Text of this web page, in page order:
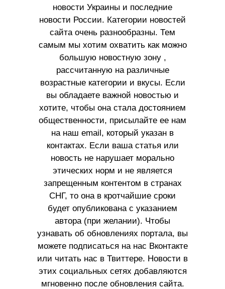
новости Украины и последние
новости России. Категории новостей
сайта очень разнообразны. Тем
самым мы хотим охватить как можно
большую новостную зону ,
рассчитанную на различные
возрастные категории и вкусы. Если
вы обладаете важной новостью и
хотите, чтобы она стала достоянием
общественности, присылайте ее нам
на наш email, который указан в
контактах. Если ваша статья или
новость не нарушает морально
этических норм и не является
запрещенным контентом в странах
СНГ, то она в кротчайшие сроки
будет опубликована с указанием
автора (при желании). Чтобы
узнавать об обновлениях портала, вы
можете подписаться на нас Вконтакте
или читать нас в Твиттере. Новости в
этих социальных сетях добавляются
мгновенно после обновления сайта.